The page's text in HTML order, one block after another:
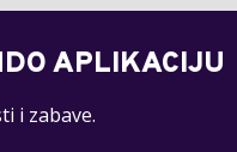
APLIKACIJU
i zabave.